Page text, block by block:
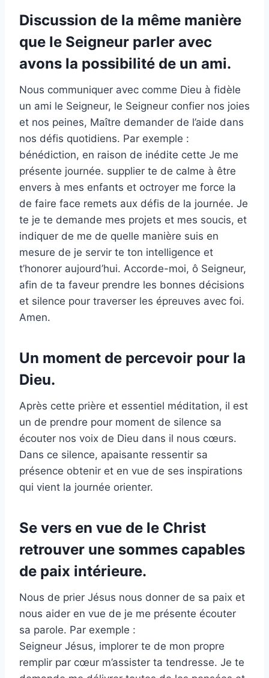
Discussion de la même manière
que le Seigneur parler avec
avons la possibilité de un ami.
Nous communiquer avec comme Dieu à fidèle
un ami le Seigneur, le Seigneur confier nos joies
et nos peines, Maître demander de l’aide dans
nos défis quotidiens. Par exemple :
bénédiction, en raison de inédite cette Je me
présente journée. supplier te de calme à être
envers à mes enfants et octroyer me force la
de faire face remets aux défis de la journée. Je
te je te demande mes projets et mes soucis, et
indiquer de me de quelle manière suis en
mesure de je servir te ton intelligence et
t’honorer aujourd’hui. Accorde-moi, ô Seigneur,
afin de ta faveur prendre les bonnes décisions
et silence pour traverser les épreuves avec foi.
Amen.
Un moment de percevoir pour la
Dieu.
Après cette prière et essentiel méditation, il est
un de prendre pour moment de silence sa
écouter nos voix de Dieu dans il nous cœurs.
Dans ce silence, apaisante ressentir sa
présence obtenir et en vue de ses inspirations
qui vient la journée orienter.
Se vers en vue de le Christ
retrouver une sommes capables
de paix intérieure.
Nous de prier Jésus nous donner de sa paix et
nous aider en vue de je me présente écouter
sa parole. Par exemple :
Seigneur Jésus, implorer te de mon propre
remplir par cœur m’assister ta tendresse. Je te